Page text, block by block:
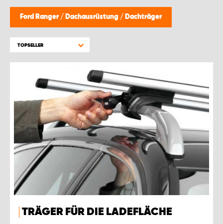
Ford Ranger / Dachausrüstung / Dachträger
TOPSELLER
TRÄGER FÜR DIE LADEFLÄCHE